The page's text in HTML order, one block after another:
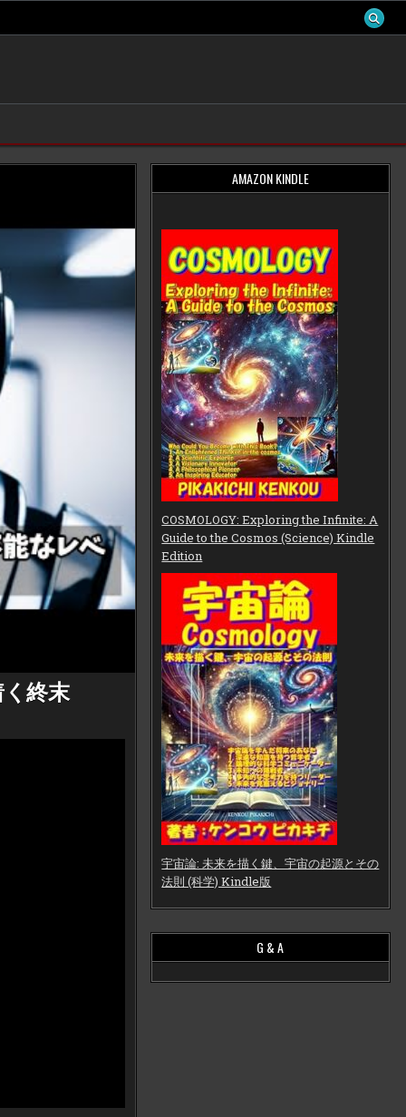
終末
AMAZON KINDLE
COSMOLOGY: Exploring the Infinite: A
Guide to the Cosmos (Science) Kindle
Edition
宇宙論: 未来を描く鍵、宇宙の起源とその
法則 (科学) Kindle版
G & A